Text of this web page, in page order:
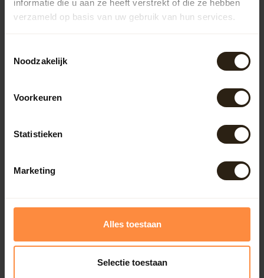
informatie die u aan ze heeft verstrekt of die ze hebben
verzameld op basis van uw gebruik van hun services.
Noodzakelijk
Voorkeuren
Statistieken
Marketing
Alles toestaan
Selectie toestaan
Outdoor
Onze reviews